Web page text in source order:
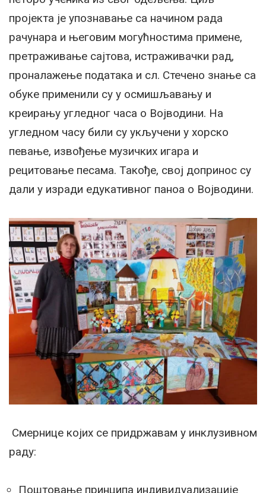
пројекта је упознавањe са начином рада
рачунара и његовим могућностима примене,
претраживање сајтова, истраживачки рад,
проналажење података и сл. Стечено знање са
обуке применили су у осмишљавању и
креирању угледног часа о Војводини. На
угледном часу били су укључени у хорско
певање, извођење музичких игара и
рецитовање песама. Такође, свој допринос су
дали у изради едукативног паноа о Војводини.
Смернице којих се придржавам у инклузивном
раду:
Поштовање принципа индивидуализације